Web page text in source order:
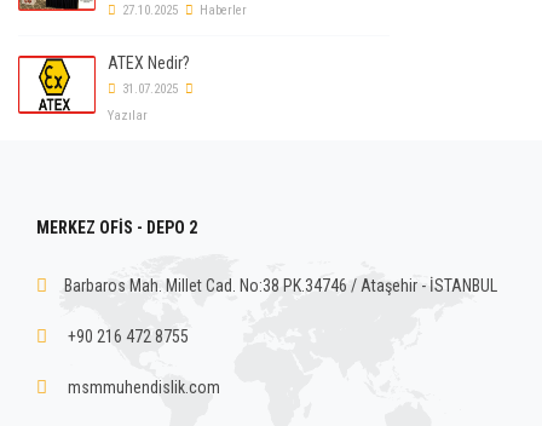
27.10.2025 Haberler
ATEX Nedir?
31.07.2025
Yazılar
MERKEZ OFİS - DEPO 2
Barbaros Mah. Millet Cad. No:38 PK.34746 / Ataşehir - İSTANBUL
+90 216 472 8755
msmmuhendislik.com